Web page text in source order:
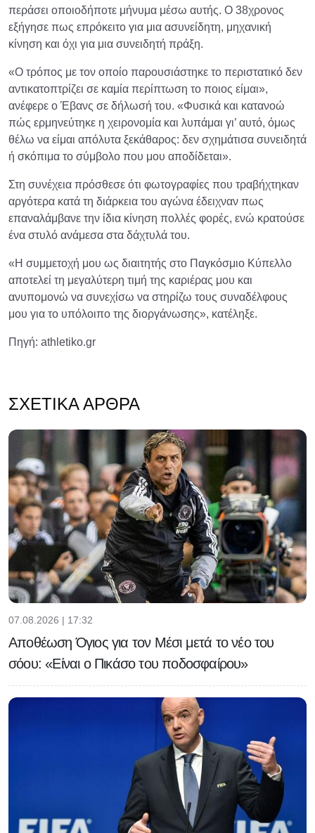
περάσει οποιοδήποτε μήνυμα μέσω αυτής. Ο 38χρονος
εξήγησε πως επρόκειτο για μια ασυνείδητη, μηχανική
κίνηση και όχι για μια συνειδητή πράξη.
«Ο τρόπος με τον οποίο παρουσιάστηκε το περιστατικό δεν
αντικατοπτρίζει σε καμία περίπτωση το ποιος είμαι»,
ανέφερε ο Έβανς σε δήλωσή του. «Φυσικά και κατανοώ
πώς ερμηνεύτηκε η χειρονομία και λυπάμαι γι’ αυτό, όμως
θέλω να είμαι απόλυτα ξεκάθαρος: δεν σχημάτισα συνειδητά
ή σκόπιμα το σύμβολο που μου αποδίδεται».
Στη συνέχεια πρόσθεσε ότι φωτογραφίες που τραβήχτηκαν
αργότερα κατά τη διάρκεια του αγώνα έδειχναν πως
επαναλάμβανε την ίδια κίνηση πολλές φορές, ενώ κρατούσε
ένα στυλό ανάμεσα στα δάχτυλά του.
«Η συμμετοχή μου ως διαιτητής στο Παγκόσμιο Κύπελλο
αποτελεί τη μεγαλύτερη τιμή της καριέρας μου και
ανυπομονώ να συνεχίσω να στηρίζω τους συναδέλφους
μου για το υπόλοιπο της διοργάνωσης», κατέληξε.
Πηγή: athletiko.gr
ΣΧΕΤΙΚΆ ΆΡΘΡΑ
07.08.2026 | 17:32
Αποθέωση Όγιος για τον Μέσι μετά το νέο του
σόου: «Είναι ο Πικάσο του ποδοσφαίρου»